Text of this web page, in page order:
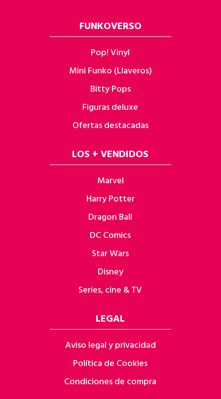
FUNKOVERSO
Pop! Vinyl
Mini Funko (Llaveros)
Bitty Pops
Figuras deluxe
Ofertas destacadas
LOS + VENDIDOS
Marvel
Harry Potter
Dragon Ball
DC Comics
Star Wars
Disney
Series, cine & TV
LEGAL
Aviso legal y privacidad
Política de Cookies
Condiciones de compra